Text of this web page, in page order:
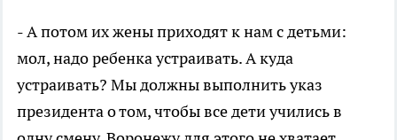
- А потом их жены приходят к нам с детьми:
мол, надо ребенка устраивать. А куда
устраивать? Мы должны выполнить указ
президента о том, чтобы все дети учились в